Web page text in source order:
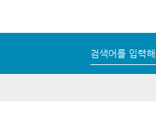
검색어를 입력